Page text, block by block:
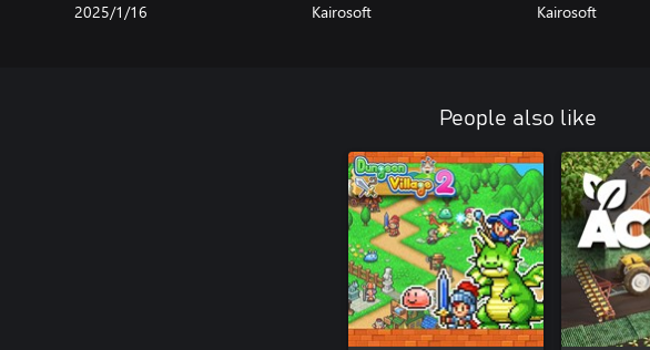
Kairosoft
Kairosoft
16‏/1‏/2025
People also like